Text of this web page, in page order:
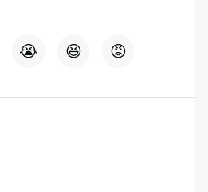
😭 😆 😡